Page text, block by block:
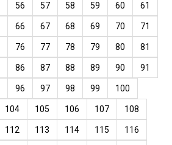
56 57 58 59 60 61
66 67 68 69 70 71
76 77 78 79 80 81
86 87 88 89 90 91
96 97 98 99 100
104 105 106 107 108
112 113 114 115 116